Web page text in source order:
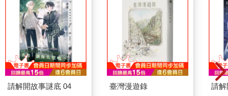
請解開故事謎底 04 臺灣漫遊錄 請解